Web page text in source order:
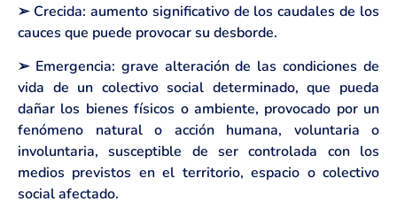
➢ Crecida: aumento significativo de los caudales de los
cauces que puede provocar su desborde.
➢ Emergencia: grave alteración de las condiciones de
vida de un colectivo social determinado, que pueda
dañar los bienes físicos o ambiente, provocado por un
fenómeno natural o acción humana, voluntaria o
involuntaria, susceptible de ser controlada con los
medios previstos en el territorio, espacio o colectivo
social afectado.